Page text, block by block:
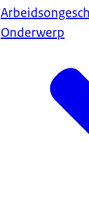
Onderwerp